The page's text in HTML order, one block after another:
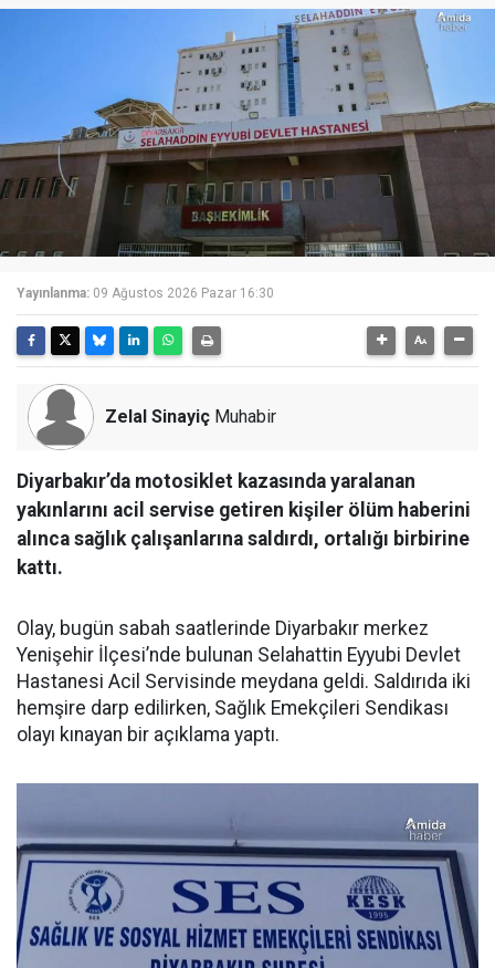
Yayınlanma: 09 Ağustos 2026 Pazar 16:30
Zelal Sinayiç Muhabir
Diyarbakır’da motosiklet kazasında yaralanan
yakınlarını acil servise getiren kişiler ölüm haberini
alınca sağlık çalışanlarına saldırdı, ortalığı birbirine
kattı.
Olay, bugün sabah saatlerinde Diyarbakır merkez
Yenişehir İlçesi’nde bulunan Selahattin Eyyubi Devlet
Hastanesi Acil Servisinde meydana geldi. Saldırıda iki
hemşire darp edilirken, Sağlık Emekçileri Sendikası
olayı kınayan bir açıklama yaptı.